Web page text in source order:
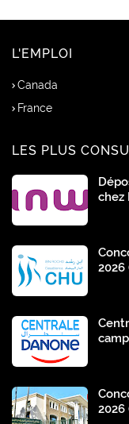
L'EMPLOI
Canada
France
LES PLUS
chez
2026
2026